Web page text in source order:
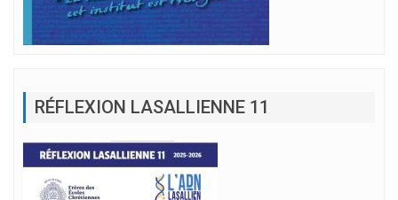
RÉFLEXION LASALLIENNE 11